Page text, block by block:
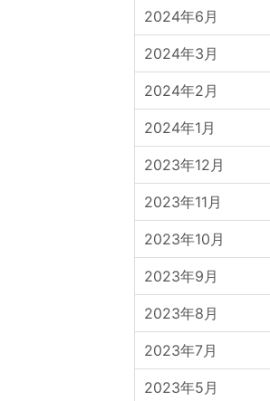
2024年6月
2024年3月
2024年2月
2024年1月
2023年12月
2023年11月
2023年10月
2023年9月
2023年8月
2023年7月
2023年5月